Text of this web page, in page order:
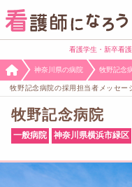
看護学生・新卒看
神奈川県の病院 牧野記念
牧野記念病院の採用担当者メッセー
牧野記念病院
一般病院 神奈川県横浜市緑区